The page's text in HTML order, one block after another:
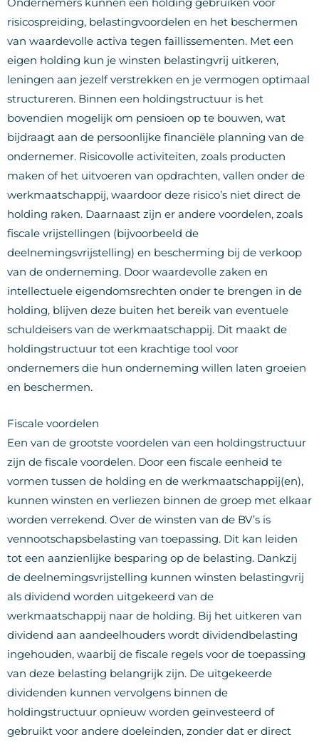
risicospreiding, belastingvoordelen en het beschermen
van waardevolle activa tegen faillissementen. Met een
eigen holding kun je winsten belastingvrij uitkeren,
leningen aan jezelf verstrekken en je vermogen optimaal
structureren. Binnen een holdingstructuur is het
bovendien mogelijk om pensioen op te bouwen, wat
bijdraagt aan de persoonlijke financiële planning van de
ondernemer. Risicovolle activiteiten, zoals producten
maken of het uitvoeren van opdrachten, vallen onder de
werkmaatschappij, waardoor deze risico’s niet direct de
holding raken. Daarnaast zijn er andere voordelen, zoals
fiscale vrijstellingen (bijvoorbeeld de
deelnemingsvrijstelling) en bescherming bij de verkoop
van de onderneming. Door waardevolle zaken en
intellectuele eigendomsrechten onder te brengen in de
holding, blijven deze buiten het bereik van eventuele
schuldeisers van de werkmaatschappij. Dit maakt de
holdingstructuur tot een krachtige tool voor
ondernemers die hun onderneming willen laten groeien
en beschermen.
Fiscale voordelen
Een van de grootste voordelen van een holdingstructuur
zijn de fiscale voordelen. Door een fiscale eenheid te
vormen tussen de holding en de werkmaatschappij(en),
kunnen winsten en verliezen binnen de groep met elkaar
worden verrekend. Over de winsten van de BV’s is
vennootschapsbelasting van toepassing. Dit kan leiden
tot een aanzienlijke besparing op de belasting. Dankzij
de deelnemingsvrijstelling kunnen winsten belastingvrij
als dividend worden uitgekeerd van de
werkmaatschappij naar de holding. Bij het uitkeren van
dividend aan aandeelhouders wordt dividendbelasting
ingehouden, waarbij de fiscale regels voor de toepassing
van deze belasting belangrijk zijn. De uitgekeerde
dividenden kunnen vervolgens binnen de
holdingstructuur opnieuw worden geïnvesteerd of
gebruikt voor andere doeleinden, zonder dat er direct